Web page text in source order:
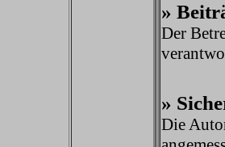
»
Der
»
Die